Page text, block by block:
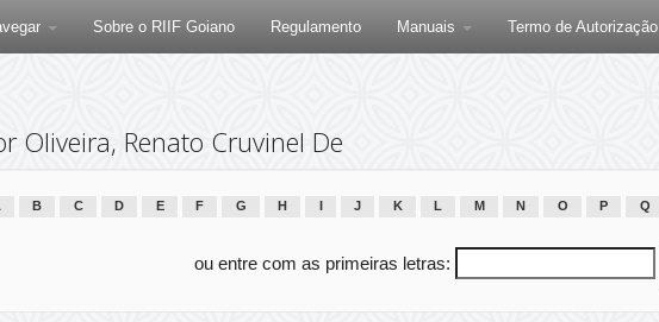
Sobre o RIIF Goiano Regulamento Manuais Termo de Autorização
Oliveira, Renato Cruvinel De
B C D E F G H J K L M N O P Q
ou entre com as primeiras letras: